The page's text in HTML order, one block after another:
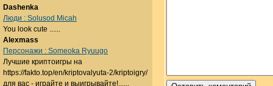
Dashenka
Люди : Solusod Micah
You look cute ......
Alexmass
Персонажи : Someoka Ryuugo
Лучшие криптоигры на
https://fakto.top/en/kriptovalyuta-2/kriptoigry/
для вас - играйте и выигрывайте!......